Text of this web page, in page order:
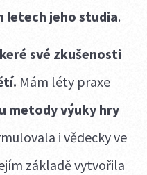
letech jeho studia.
své zkušenosti
Mám léty praxe
metody výuky hry
i vědecky ve
základě vytvořila